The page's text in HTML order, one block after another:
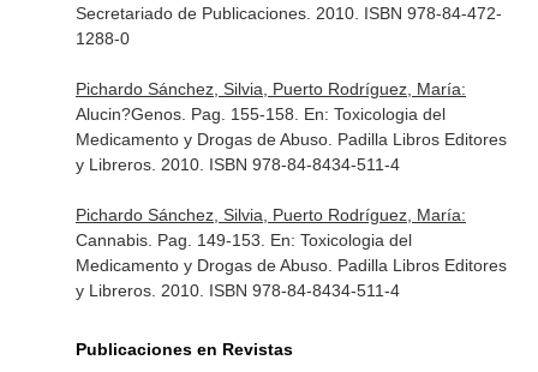
Secretariado de Publicaciones. 2010. ISBN 978-84-472-
1288-0
Pichardo Sánchez, Silvia, Puerto Rodríguez, María:
Alucin?Genos. Pag. 155-158. En: Toxicologia del
Medicamento y Drogas de Abuso. Padilla Libros Editores
y Libreros. 2010. ISBN 978-84-8434-511-4
Pichardo Sánchez, Silvia, Puerto Rodríguez, María:
Cannabis. Pag. 149-153. En: Toxicologia del
Medicamento y Drogas de Abuso. Padilla Libros Editores
y Libreros. 2010. ISBN 978-84-8434-511-4
Publicaciones en Revistas